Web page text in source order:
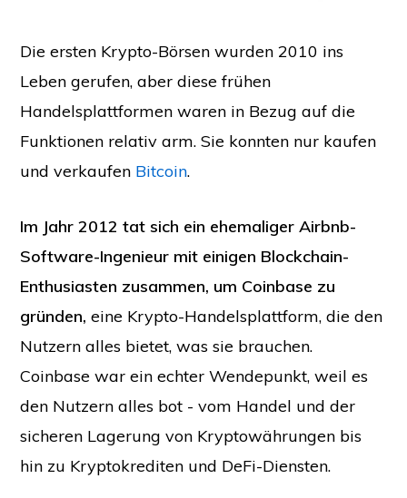
Die ersten Krypto-Börsen wurden 2010 ins
Leben gerufen, aber diese frühen
Handelsplattformen waren in Bezug auf die
Funktionen relativ arm. Sie konnten nur kaufen
und verkaufen Bitcoin.
Im Jahr 2012 tat sich ein ehemaliger Airbnb-
Software-Ingenieur mit einigen Blockchain-
Enthusiasten zusammen, um Coinbase zu
gründen,eine Krypto-Handelsplattform, die den
Nutzern alles bietet, was sie brauchen.
Coinbase war ein echter Wendepunkt, weil es
den Nutzern alles bot - vom Handel und der
sicheren Lagerung von Kryptowährungen bis
hin zu Kryptokrediten und DeFi-Diensten.